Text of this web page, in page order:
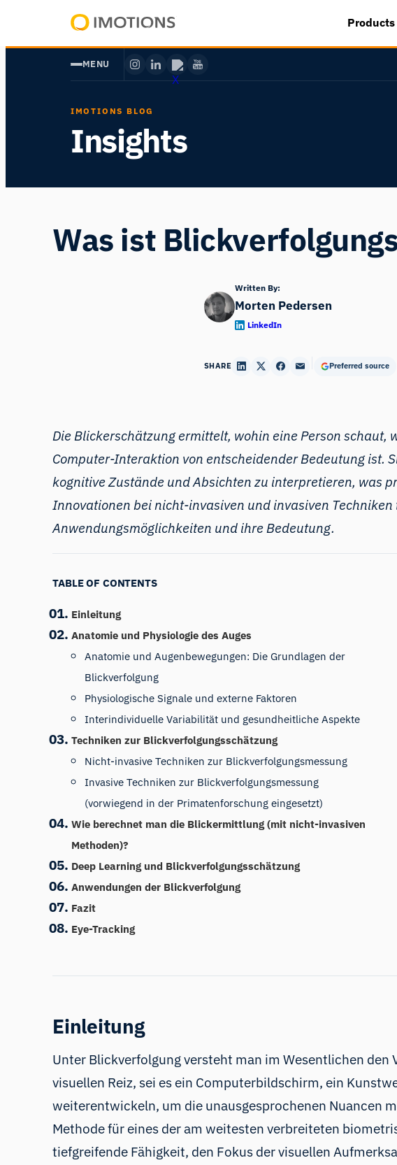
springen
Human
Products
MENU
IMOTIONS BLOG
Insights
Was ist
Written By:
Morten Pedersen
LinkedIn
SHARE Preferred source
Die Blickerschätzung ermittelt, wohin eine Person schaut,
Computer-Interaktion von entscheidender Bedeutung ist.
kognitive Zustände und Absichten zu interpretieren, was
Innovationen bei nicht-invasiven und invasiven
Anwendungsmöglichkeiten und ihre Bedeutung.
TABLE OF CONTENTS
Einleitung
Anatomie und Physiologie des Auges
Anatomie und Augenbewegungen: Die Grundlagen der
Blickverfolgung
Physiologische Signale und externe Faktoren
Interindividuelle Variabilität und gesundheitliche Aspekte
Techniken zur Blickverfolgungsschätzung
Nicht-invasive Techniken zur Blickverfolgungsmessung
Invasive Techniken zur Blickverfolgungsmessung
(vorwiegend in der Primatenforschung eingesetzt)
Wie berechnet man die Blickermittlung (mit nicht-invasiven
Methoden)?
Deep Learning und Blickverfolgungsschätzung
Anwendungen der Blickverfolgung
Fazit
Eye-Tracking
Einleitung
Unter Blickverfolgung versteht man im Wesentlichen
visuellen Reiz, sei es ein Computerbildschirm, ein
weiterentwickeln, um die unausgesprochenen Nuancen
Methode für eines der am weitesten verbreiteten
tiefgreifende Fähigkeit, den Fokus der visuellen